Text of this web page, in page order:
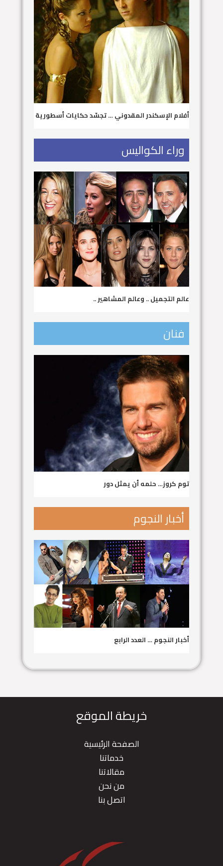
أفلام الإسكندر المقدوني … تجسّد حكايات أسطورية
وراء الكواليس
عالم التجميل .. وعالم المشاهير ..
فنان
توم كروز… حلمه أن يمثل دور
أخبار النجوم
أخبار النجوم … العدد الرابع
خريطة الموقع
الصفحة الرئيسية
خدماتنا
مقالاتنا
من نحن
اتصل بنا